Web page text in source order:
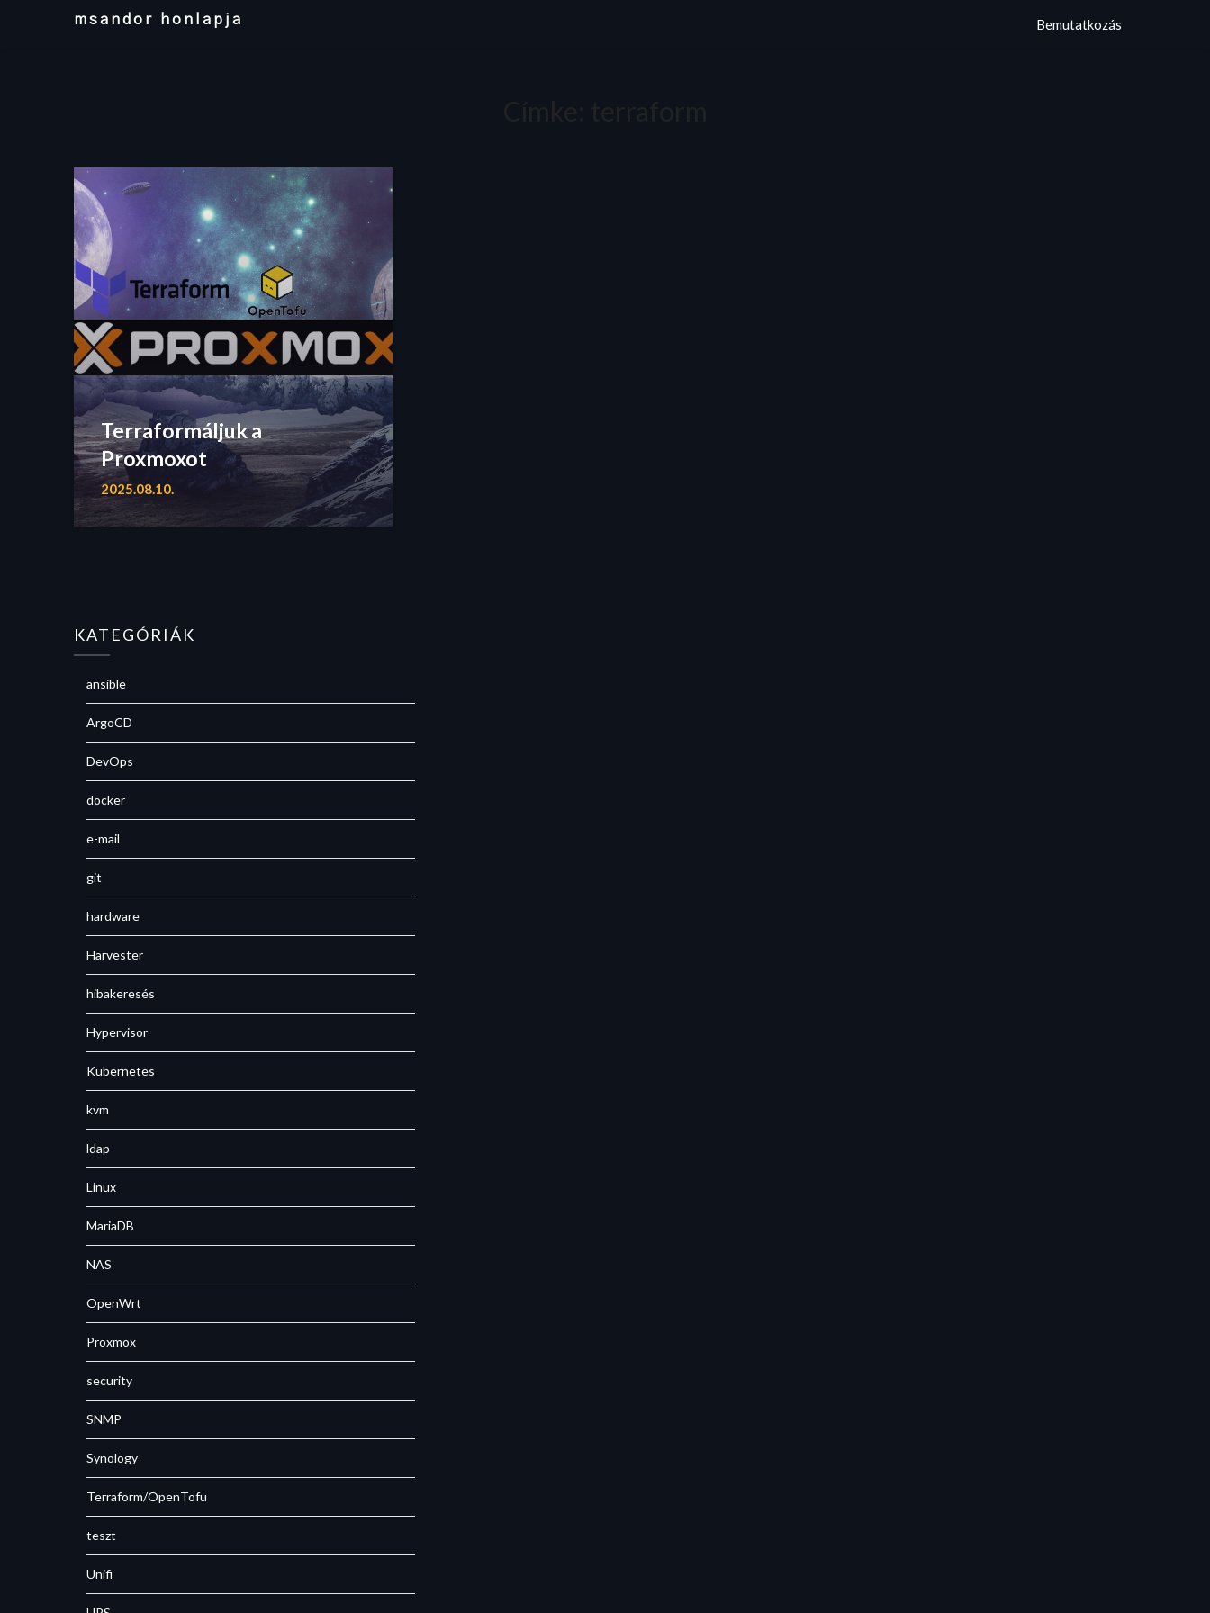
msandor honlapja Bemutatkozás
Terraformáljuk a
Proxmoxot
2025.08.10.
KATEGÓRIÁK
ansible
ArgoCD
DevOps
docker
e-mail
git
hardware
Harvester
hibakeresés
Hypervisor
Kubernetes
kvm
ldap
Linux
MariaDB
NAS
OpenWrt
Proxmox
security
SNMP
Synology
Terraform/OpenTofu
teszt
Unifi